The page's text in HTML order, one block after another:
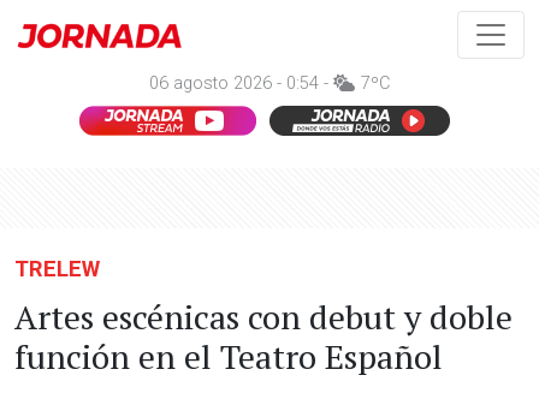
06 agosto 2026 - 0:54 - 7ºC
TRELEW
Artes escénicas con debut y doble
función en el Teatro Español